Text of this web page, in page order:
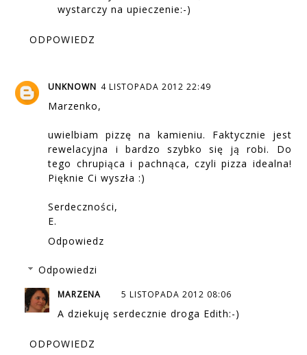
wystarczy na upieczenie:-)
ODPOWIEDZ
UNKNOWN 4 LISTOPADA 2012 22:49
Marzenko,
uwielbiam pizzę na kamieniu. Faktycznie jest
rewelacyjna i bardzo szybko się ją robi. Do
tego chrupiąca i pachnąca, czyli pizza idealna!
Pięknie Ci wyszła :)
Serdeczności,
E.
Odpowiedz
Odpowiedzi
MARZENA 5 LISTOPADA 2012 08:06
A dziekuję serdecznie droga Edith:-)
ODPOWIEDZ